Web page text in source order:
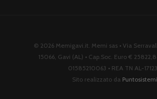
© 2026 Memigavi.it. Memi sas • Via
15066, Gavi (AL) • Cap.Soc. Euro €
01585210063 • REA TN AL-
Sito realizzato da Puntosistemi